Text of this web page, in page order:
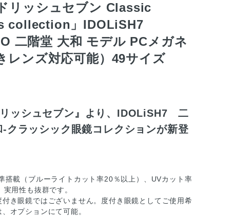
リッシュセブン Classic
collection」IDOLiSH7
二階堂 大和 モデル PCメガネ
レンズ対応可能）49サイズ
リッシュセブン』より、IDOLiSH7 二
-クラッシック眼鏡コレクションが新登
搭載（ブルーライトカット率20％以上）、UVカット率
用性も抜群です。
き眼鏡ではございません。度付き眼鏡としてご使用希
オプションにて可能。